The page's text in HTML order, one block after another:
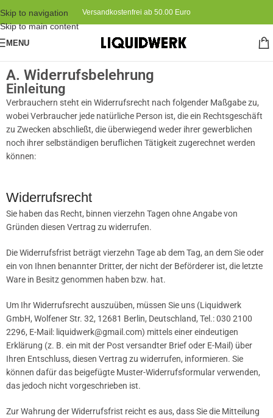
Skip to navigation
Skip to main content
Versandkostenfrei ab 50.00 Euro
MENU
A. Widerrufsbelehrung
Einleitung
Verbrauchern steht ein Widerrufsrecht nach folgender Maßgabe zu,
wobei Verbraucher jede natürliche Person ist, die ein Rechtsgeschäft
zu Zwecken abschließt, die überwiegend weder ihrer gewerblichen
noch ihrer selbständigen beruflichen Tätigkeit zugerechnet werden
können:
Widerrufsrecht
Sie haben das Recht, binnen vierzehn Tagen ohne Angabe von
Gründen diesen Vertrag zu widerrufen.
Die Widerrufsfrist beträgt vierzehn Tage ab dem Tag, an dem Sie oder
ein von Ihnen benannter Dritter, der nicht der Beförderer ist, die letzte
Ware in Besitz genommen haben bzw. hat.
Um Ihr Widerrufsrecht auszuüben, müssen Sie uns (Liquidwerk
GmbH, Wolfener Str. 32, 12681 Berlin, Deutschland, Tel.: 030 2100
2296, E-Mail: liquidwerk@gmail.com) mittels einer eindeutigen
Erklärung (z. B. ein mit der Post versandter Brief oder E-Mail) über
Ihren Entschluss, diesen Vertrag zu widerrufen, informieren. Sie
können dafür das beigefügte Muster-Widerrufsformular verwenden,
das jedoch nicht vorgeschrieben ist.
Zur Wahrung der Widerrufsfrist reicht es aus, dass Sie die Mitteilung